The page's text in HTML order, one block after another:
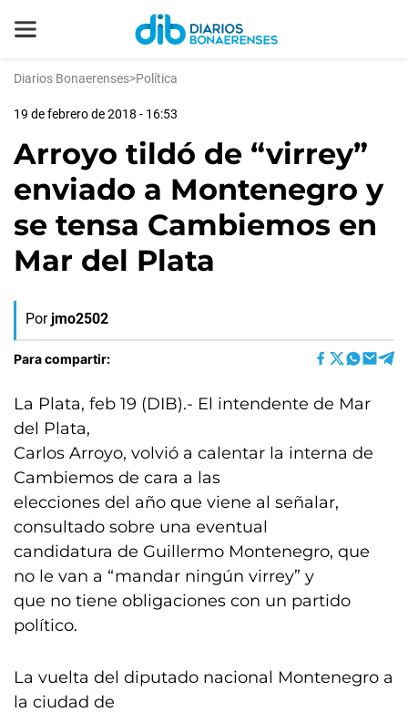
Diarios Bonaerenses>Política
19 de febrero de 2018 - 16:53
Arroyo tildó de “virrey”
enviado a Montenegro y
se tensa Cambiemos en
Mar del Plata
Por jmo2502
Para compartir:
La Plata, feb 19 (DIB).- El intendente de Mar
del Plata,
Carlos Arroyo, volvió a calentar la interna de
Cambiemos de cara a las
elecciones del año que viene al señalar,
consultado sobre una eventual
candidatura de Guillermo Montenegro, que
no le van a “mandar ningún virrey” y
que no tiene obligaciones con un partido
político.
La vuelta del diputado nacional Montenegro a
la ciudad de